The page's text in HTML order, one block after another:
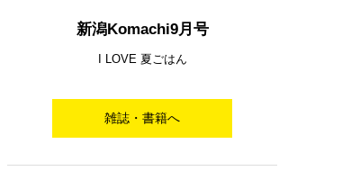
新潟Komachi9月号
I LOVE 夏ごはん
雑誌・書籍へ